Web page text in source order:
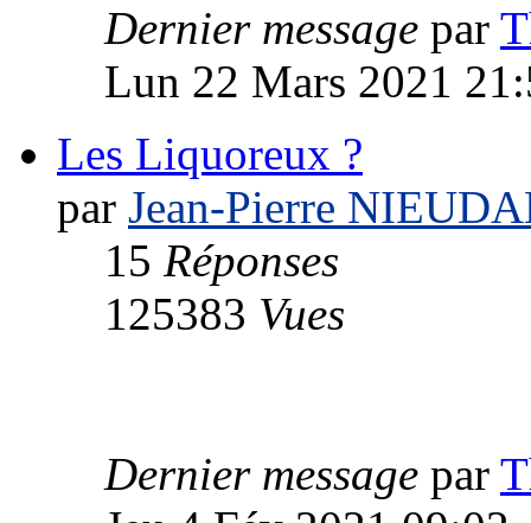
Dernier message par
Lun 22 Mars 2021
Les Liquoreux ?
par Jean-Pierre
15 Réponses
125383 Vues
Dernier message par